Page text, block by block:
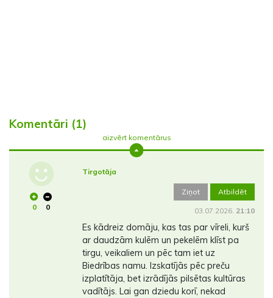
Komentāri (1)
aizvērt komentārus
0 0
Tirgotāja
Ziņot Atbildēt
03.07.2026. 21:10
Es kādreiz domāju, kas tas par vīreli, kurš
ar daudzām kulēm un pekelēm klīst pa
tirgu, veikaliem un pēc tam iet uz
Biedrības namu. Izskatījās pēc preču
izplatītāja, bet izrādījās pilsētas kultūras
vadītājs. Lai gan dziedu korī, nekad